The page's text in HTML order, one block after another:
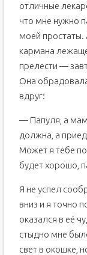
отличные
что мне нужно
моей простаты.
кармана
прелести —
Она
вдруг:
— Папуля, а
должна, а
Может я тебе
будет хорошо,
Я не успел
вниз и я точно
оказался в её
стыдно мне
свет в окошке,